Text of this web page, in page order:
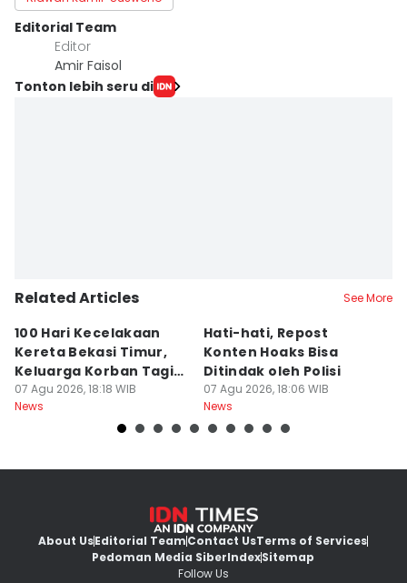
Editorial Team
Editor
Amir Faisol
Tonton lebih seru di
Related Articles See More
100 Hari Kecelakaan
Kereta Bekasi Timur,
Keluarga Korban Tagih
Transparansi
07 Agu 2026, 18:18 WIB
News
Hati-hati, Repost
Konten Hoaks Bisa
Ditindak oleh Polisi
07 Agu 2026, 18:06 WIB
News
About UsEditorial TeamContact UsTerms of Services
Pedoman Media SiberIndexSitemap
Follow Us